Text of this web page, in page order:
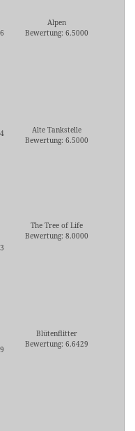
Alpen
Bewertung: 6.5000
Alte Tankstelle
Bewertung: 6.5000
The Tree of Life
Bewertung: 8.0000
Blütenflitter
Bewertung: 6.6429